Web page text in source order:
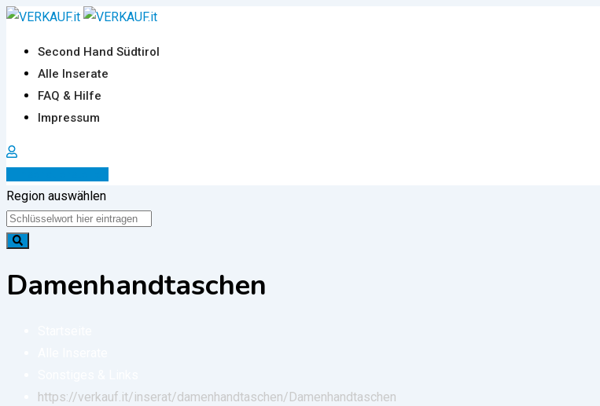
Zum
springen
Second Hand Südtirol
Alle Inserate
FAQ & Hilfe
Impressum
Region auswählen
Damenhandtaschen
https://verkauf.it/inserat/damenhandtaschen/ Damenhandtaschen